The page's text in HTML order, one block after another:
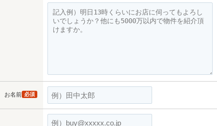
お名前 必須